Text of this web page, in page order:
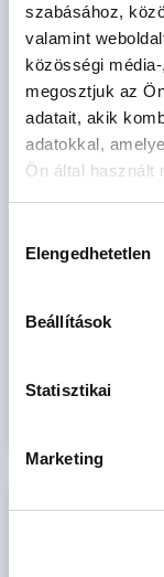
szabásához,
valamint
közösségi
megosztjuk az
adatait, akik
adatokkal,
Ön által használt
kiválasztása
Elengedhetetlen
Beállítások
Statisztikai
Marketing
Elfogadom az
tájékoztatót.
Hozzájárulok
* A kérdésre
küldése”
megismertem és
OKOS